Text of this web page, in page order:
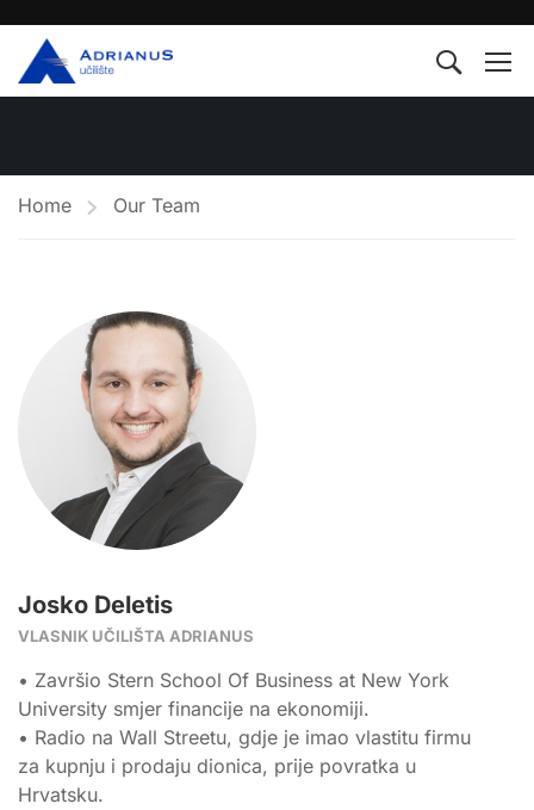
Home Our Team
Josko Deletis
VLASNIK UČILIŠTA ADRIANUS
• Završio Stern School Of Business at New York
University smjer financije na ekonomiji.
• Radio na Wall Streetu, gdje je imao vlastitu firmu
za kupnju i prodaju dionica, prije povratka u
Hrvatsku.